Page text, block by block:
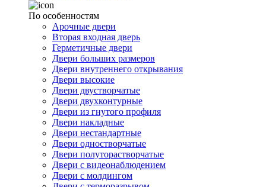
По особенностям
Арочные двери
Вторая входная дверь
Герметичные двери
Двери больших размеров
Двери внутреннего открывания
Двери высокие
Двери двустворчатые
Двери двухконтурные
Двери из гнутого профиля
Двери накладные
Двери нестандартные
Двери одностворчатые
Двери полуторастворчатые
Двери с видеонаблюдением
Двери с молдингом